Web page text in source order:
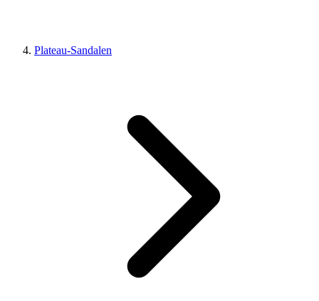
Plateau-Sandalen